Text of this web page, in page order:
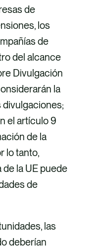
de
los
de
del alcance
Divulgación
la
divulgaciones;
el artículo 9
de la
lo tanto,
de la UE puede
de
las
deberían